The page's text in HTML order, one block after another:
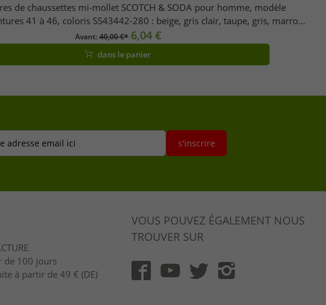
de chaussettes mi-mollet SCOTCH & SODA pour homme, modèle
41 à 46, coloris SS43442-280 : beige, gris clair, taupe, gris, marron,
anthracite
Avant:40,00 €* 6,04 €
dans le panier
adresse email ici s'inscrire
de 100 jours
à partir de 49 € (DE)
VOUS POUVEZ ÉGALEMENT NOUS
TROUVER SUR